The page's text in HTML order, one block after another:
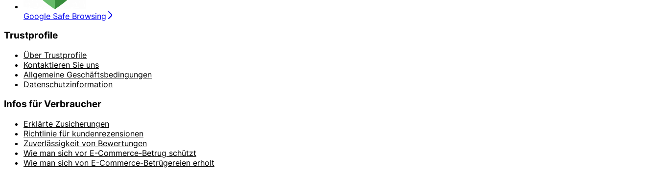
Google Safe Browsing
Trustprofile
Über Trustprofile
Kontaktieren Sie uns
Allgemeine Geschäftsbedingungen
Datenschutzinformation
Infos für Verbraucher
Erklärte Zusicherungen
Richtlinie für kundenrezensionen
Zuverlässigkeit von Bewertungen
Wie man sich vor E-Commerce-Betrug schützt
Wie man sich von E-Commerce-Betrügereien erholt